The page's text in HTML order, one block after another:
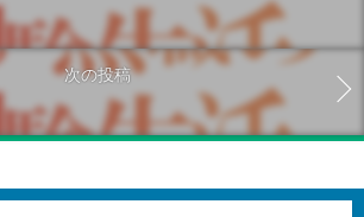
次の投稿